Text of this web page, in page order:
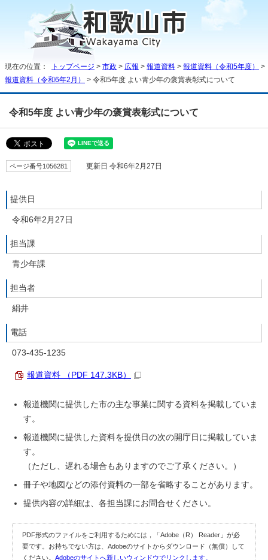
現在の位置： トップページ > 市政 > 広報 > 報道資料 > 報道資料（令和5年度）
>
報道資料（令和6年2月）
> 令和5年度 よい青少年の褒賞表彰式について
令和5年度 よい青少年の褒賞表彰式について
ページ番号1056281 更新日 令和6年2月27日
提供日
令和6年2月27日
担当課
青少年課
担当者
絹井
電話
073-435-1235
報道資料 （PDF 147.3KB）
報道機関に提供した市の主な事業に関する資料を掲載していま
す。
報道機関に提供した資料を提供日の次の開庁日に掲載していま
す。
（ただし、遅れる場合もありますのでご了承ください。）
冊子や地図などの添付資料の一部を省略することがあります。
提供内容の詳細は、各担当課にお問合せください。
PDF形式のファイルをご利用するためには，「Adobe（R） Reader」が必
要です。お持ちでない方は、Adobeのサイトからダウンロード（無償）して
ください。Adobeのサイトへ新しいウィンドウでリンクします。